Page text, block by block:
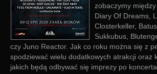
zobaczymy
Diary Of Dreams,
Closterkeller,
Sukkubus,
czy Juno Reactor. Jak co roku można się z
spodziewać wielu dodatkowych atrakcji oraz
jakich będą odbywać się imprezy po